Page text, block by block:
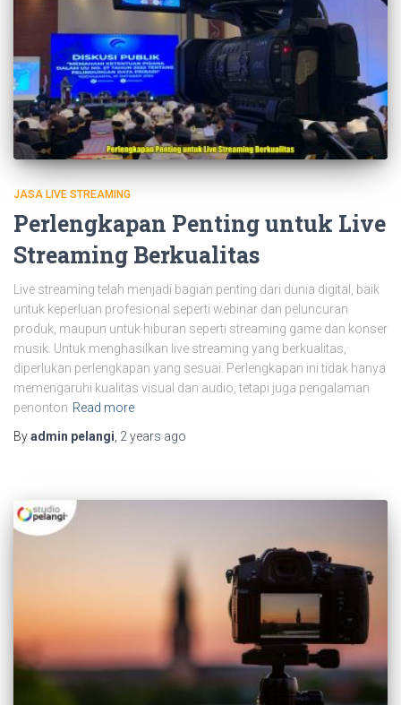
JASA LIVE STREAMING
Perlengkapan Penting untuk Live
Streaming Berkualitas
Live streaming telah menjadi bagian penting dari dunia digital, baik
untuk keperluan profesional seperti webinar dan peluncuran
produk, maupun untuk hiburan seperti streaming game dan konser
musik. Untuk menghasilkan live streaming yang berkualitas,
diperlukan perlengkapan yang sesuai. Perlengkapan ini tidak hanya
memengaruhi kualitas visual dan audio, tetapi juga pengalaman
penonton Read more
Byadmin pelangi 2 years ago